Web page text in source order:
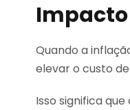
Quando a
elevar o custo
Isso significa